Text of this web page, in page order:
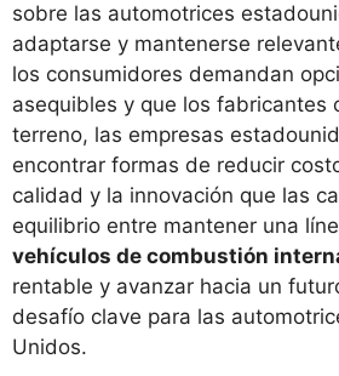
sobre las automotrices
adaptarse y mantenerse
los consumidores demandan
asequibles y que los fabricantes
terreno, las empresas
encontrar formas de reducir
calidad y la innovación que las
equilibrio entre mantener una
vehículos de combustión
rentable y avanzar hacia un
desafío clave para las
Unidos.